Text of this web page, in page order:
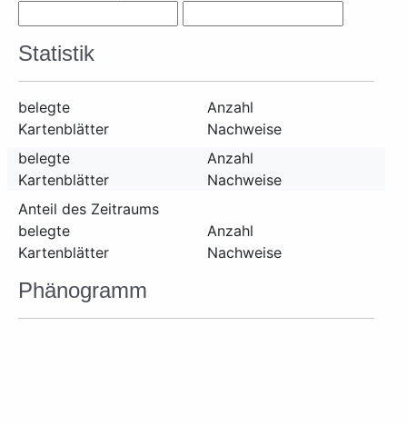
Statistik
belegte
Kartenblätter
Anzahl
Nachweise
belegte
Kartenblätter
Anzahl
Nachweise
Anteil des Zeitraums
belegte
Kartenblätter
Anzahl
Nachweise
Phänogramm